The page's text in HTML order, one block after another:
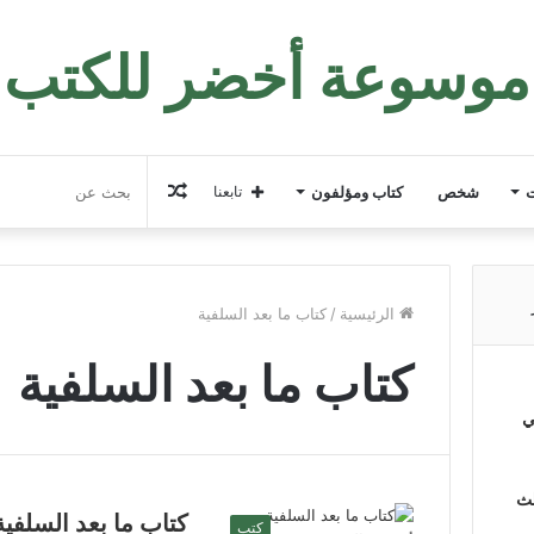
موسوعة أخضر للكتب
شخص كتاب ومؤلفون مقال
عشوائي
تابعنا
الرئيسية / كتاب ما بعد السلفية
كتاب ما بعد السلفية
كتب كتاب ما بعد